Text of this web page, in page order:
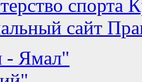
спорта
сайт
- Ямал"